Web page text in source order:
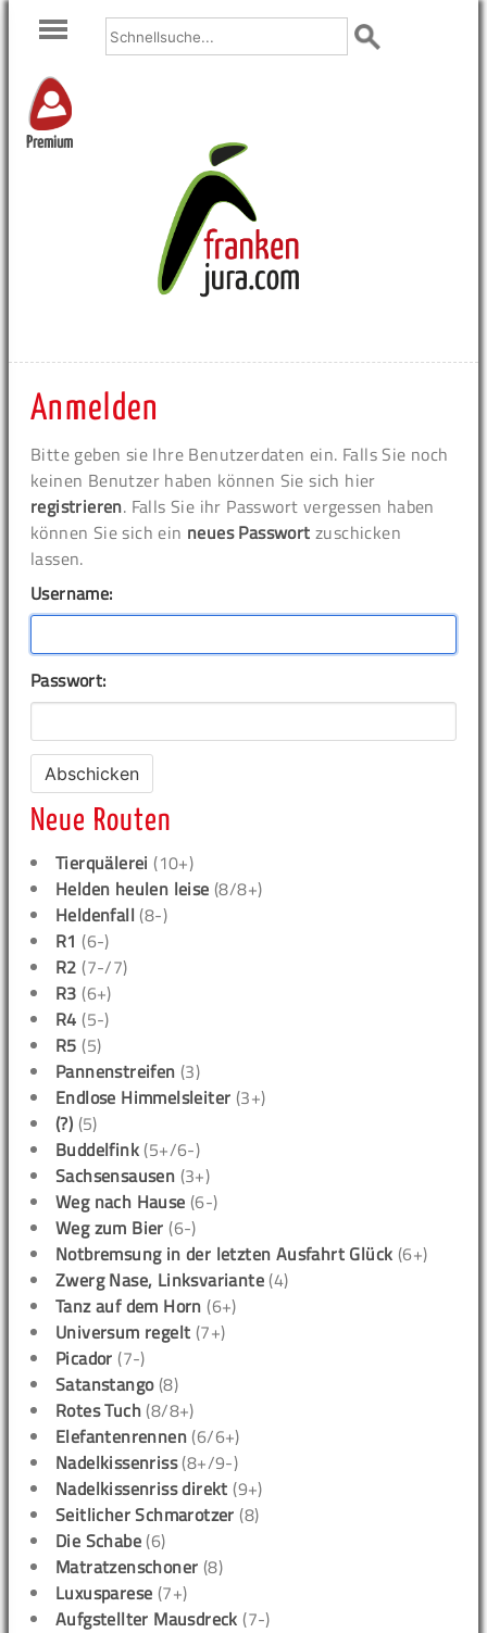
Premium
Anmelden
Bitte geben sie Ihre Benutzerdaten ein. Falls Sie noch
keinen Benutzer haben können Sie sich hier
registrieren. Falls Sie ihr Passwort vergessen haben
können Sie sich ein neues Passwort zuschicken
lassen.
Username:
Passwort:
Neue Routen
Tierquälerei (10+)
Helden heulen leise (8/8+)
Heldenfall (8-)
R1 (6-)
R2 (7-/7)
R3 (6+)
R4 (5-)
R5 (5)
Pannenstreifen (3)
Endlose Himmelsleiter (3+)
(?) (5)
Buddelfink (5+/6-)
Sachsensausen (3+)
Weg nach Hause (6-)
Weg zum Bier (6-)
Notbremsung in der letzten Ausfahrt Glück (6+)
Zwerg Nase, Linksvariante (4)
Tanz auf dem Horn (6+)
Universum regelt (7+)
Picador (7-)
Satanstango(8)
Rotes Tuch (8/8+)
Elefantenrennen (6/6+)
Nadelkissenriss(8+/9-)
Nadelkissenriss direkt (9+)
Seitlicher Schmarotzer (8)
Die Schabe (6)
Matratzenschoner (8)
Luxusparese (7+)
Aufgstellter Mausdreck (7-)